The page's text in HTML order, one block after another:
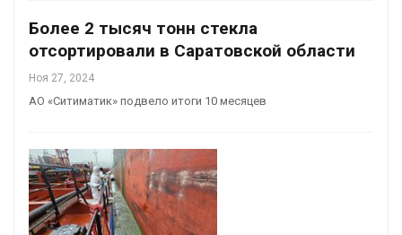
Более 2 тысяч тонн стекла
отсортировали в Саратовской области
Ноя 27, 2024
АО «Ситиматик» подвело итоги 10 месяцев